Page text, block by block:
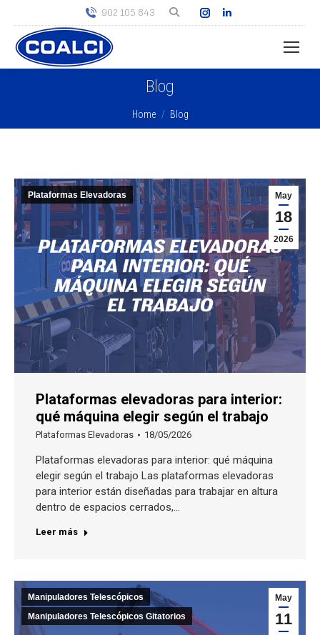
902 105 843
Instagram
page
in
page
in
Blog
You are here:
Home Blog
May
18
2026
Plataformas Elevadoras
Plataformas elevadoras para interior:
qué máquina elegir según el trabajo
Plataformas Elevadoras 18/05/2026
Plataformas elevadoras para interior: qué máquina
elegir según el trabajo Las plataformas elevadoras
para interior están diseñadas para trabajar en altura
dentro de espacios cerrados,…
Leer más
May
11
Manipuladores Telescópicos
Manipuladores Telescópicos Gitatorios